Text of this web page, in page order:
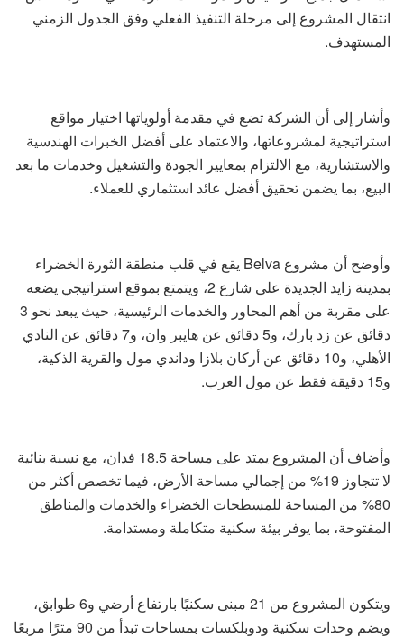
انتقال المشروع إلى مرحلة التنفيذ الفعلي وفق الجدول الزمني
المستهدف.
وأشار إلى أن الشركة تضع في مقدمة أولوياتها اختيار مواقع
استراتيجية لمشروعاتها، والاعتماد على أفضل الخبرات الهندسية
والاستشارية، مع الالتزام بمعايير الجودة والتشغيل وخدمات ما بعد
البيع، بما يضمن تحقيق أفضل عائد استثماري للعملاء.
وأوضح أن مشروع Belva يقع في قلب منطقة الثورة الخضراء
بمدينة زايد الجديدة على شارع 2، ويتمتع بموقع استراتيجي يضعه
على مقربة من أهم المحاور والخدمات الرئيسية، حيث يبعد نحو 3
دقائق عن زد بارك، و5 دقائق عن هايبر وان، و7 دقائق عن النادي
الأهلي، و10 دقائق عن أركان بلازا وداندي مول والقرية الذكية،
و15 دقيقة فقط عن مول العرب.
وأضاف أن المشروع يمتد على مساحة 18.5 فدان، مع نسبة بنائية
لا تتجاوز 19% من إجمالي مساحة الأرض، فيما تخصص أكثر من
80% من المساحة للمسطحات الخضراء والخدمات والمناطق
المفتوحة، بما يوفر بيئة سكنية متكاملة ومستدامة.
ويتكون المشروع من 21 مبنى سكنيًا بارتفاع أرضي و6 طوابق،
ويضم وحدات سكنية ودوبلكسات بمساحات تبدأ من 90 مترًا مربعًا